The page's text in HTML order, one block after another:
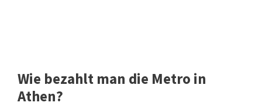
Wie bezahlt man die Metro in
Athen?